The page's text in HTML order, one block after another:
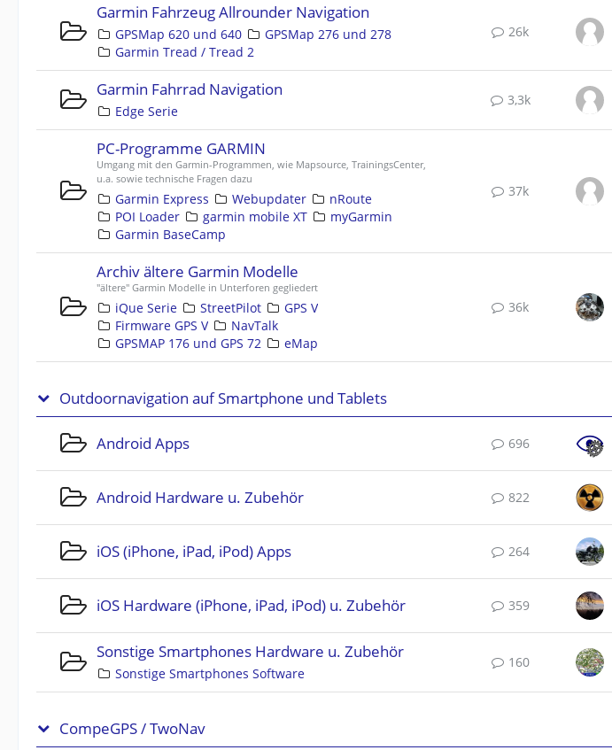
Garmin Fahrzeug Allrounder Navigation
GPSMap 620 und 640
GPSMap 276 und 278
Garmin Tread / Tread 2
26k
Garmin Fahrrad Navigation
Edge Serie
3,3k
PC-Programme GARMIN
Umgang mit den Garmin-Programmen, wie Mapsource, TrainingsCenter,
u.a. sowie technische Fragen dazu
Garmin Express Webupdater
nRoute
POI Loader
garmin mobile XT
myGarmin
Garmin BaseCamp
37k
Archiv ältere Garmin Modelle
"ältere" Garmin Modelle in Unterforen gegliedert
iQue Serie StreetPilot
GPS V
Firmware GPS V
NavTalk
GPSMAP 176 und GPS 72
eMap
36k
Outdoornavigation auf Smartphone und Tablets
Android Apps 696
Android Hardware u. Zubehör 822
iOS (iPhone, iPad, iPod) Apps 264
iOS Hardware (iPhone, iPad, iPod) u. Zubehör 359
Sonstige Smartphones Hardware u. Zubehör
Sonstige Smartphones Software
160
CompeGPS / TwoNav